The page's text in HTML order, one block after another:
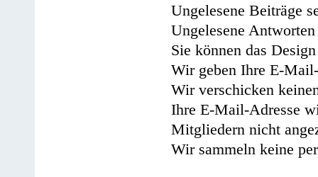
Ungelesene Beiträge
Ungelesene
Sie können das
Wir geben Ihre E-
Wir verschicken
Ihre E-Mail-Adresse
Mitgliedern nicht
Wir sammeln keine